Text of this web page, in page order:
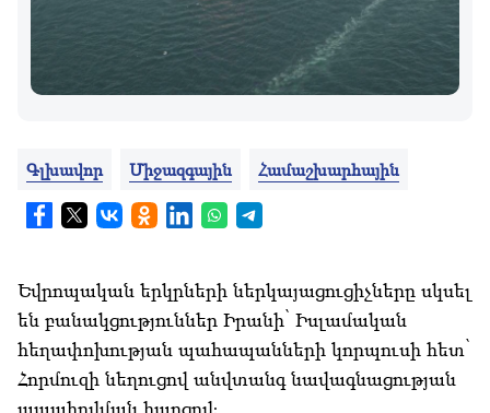
Գլխավոր Միջազգային Համաշխարհային
Եվրոպական երկրների ներկայացուցիչները սկսել
են բանակցություններ Իրանի՝ Իսլամական
հեղափոխության պահապանների կորպուսի հետ՝
Հորմուզի նեղուցով անվտանգ նավագնացության
ապահովման հարցով։